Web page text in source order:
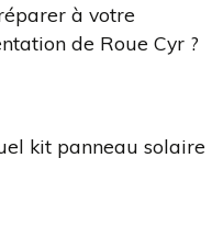
à votre
de Roue Cyr ?
kit panneau solaire